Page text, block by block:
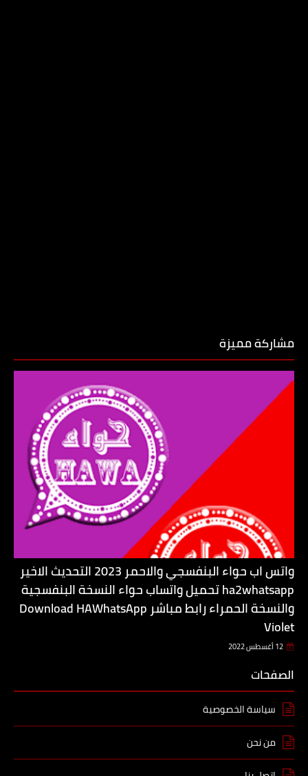
مشاركة مميزة
واتس اب حواء البنفسجي والاحمر 2023 التحديث الاخير
ha2whatsapp تحميل واتساب حواء النسخة البنفسجية
والنسخة الحمراء رابط مباشر Download HAWhatsApp
Violet
12 أغسطس 2022
الصفحات
سياسة الخصوصية
من نحن